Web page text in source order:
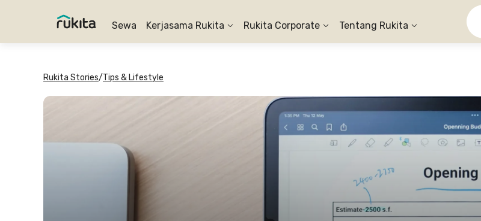
Sewa Kerjasama Rukita Rukita Corporate Tentang Rukita
Rukita Stories/Tips & Lifestyle